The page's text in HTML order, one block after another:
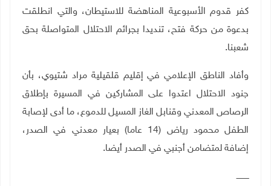
كفر قدوم الأسبوعية المناهضة للاستيطان، والتي انطلقت
بدعوة من حركة فتح، تنديدا بجرائم الاحتلال المتواصلة بحق
شعبنا.
وأفاد الناطق الإعلامي في إقليم قلقيلية مراد شتيوي، بأن
جنود الاحتلال اعتدوا على المشاركين في المسيرة بإطلاق
الرصاص المعدني وقنابل الغاز المسيل للدموع، ما أدى لإصابة
الطفل محمود رياض (14 عاما) بعيار معدني في الصدر،
إضافة لمتضامن أجنبي في الصدر أيضا.
ــــــــــ